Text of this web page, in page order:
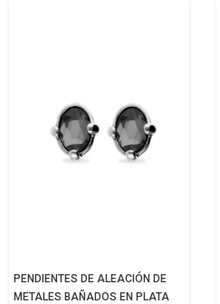
PENDIENTES DE ALEACIÓN DE
METALES BAÑADOS EN PLATA